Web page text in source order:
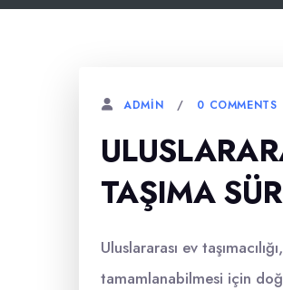
ADMIN 0 COMMENTS
TAŞIMA
Uluslararası ev
tamamlanabilmesi için